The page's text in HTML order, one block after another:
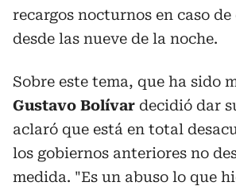
recargos nocturnos en caso
desde las nueve de la noche.
Sobre este tema, que ha sido
Gustavo Bolívar decidió dar
aclaró que está en total
los gobiernos anteriores no
medida. "Es un abuso lo que